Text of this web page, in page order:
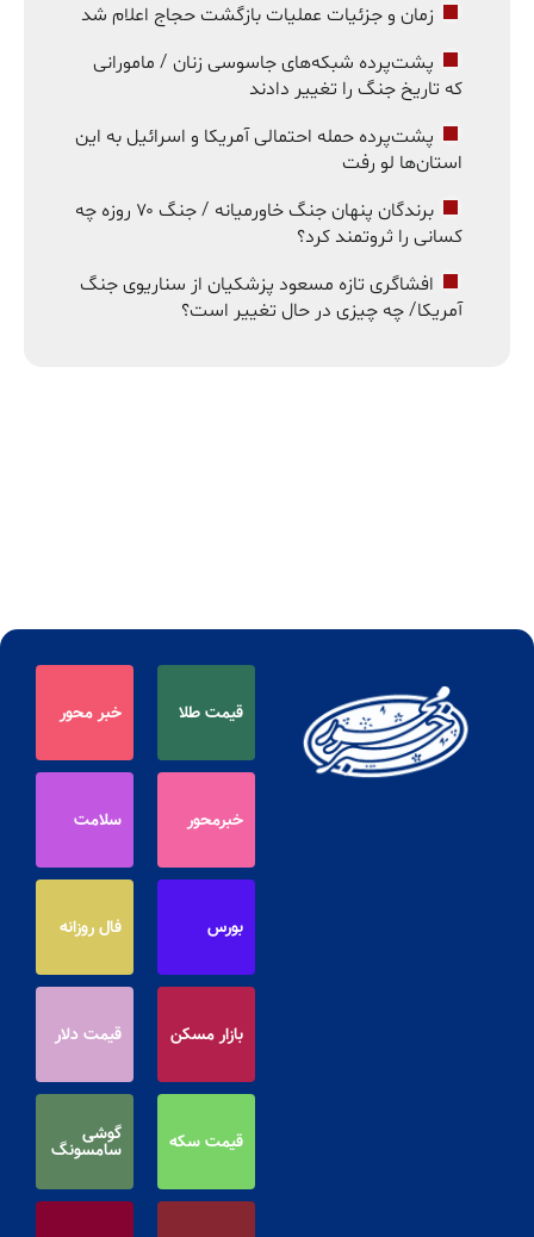
زمان و جزئیات عملیات بازگشت حجاج اعلام شد
پشت‌پرده شبکه‌های جاسوسی زنان / مامورانی
که تاریخ جنگ را تغییر دادند
پشت‌پرده حمله احتمالی آمریکا و اسرائیل به این
استان‌ها لو رفت
برندگان پنهان جنگ خاورمیانه / جنگ ۷۰ روزه چه
کسانی را ثروتمند کرد؟
افشاگری تازه مسعود پزشکیان از سناریوی جنگ
آمریکا/ چه چیزی در حال تغییر است؟
قیمت طلا خبر محور
خبرمحور سلامت
بورس فال روزانه
بازار مسکن قیمت دلار
قیمت سکه گوشی
سامسونگ